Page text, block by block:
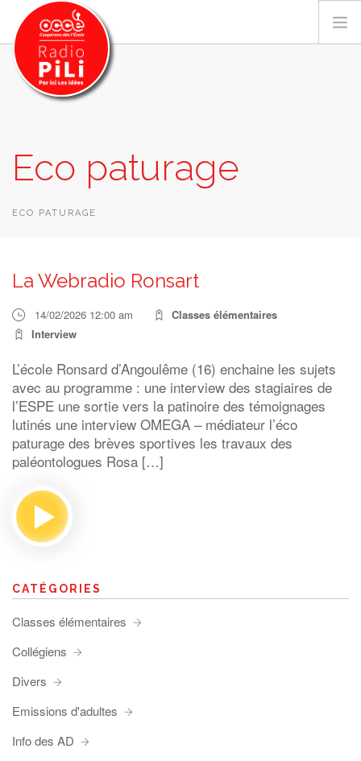
GRILLE DES PROGRAMMES
EMISSIONS / PODCASTS
RECHERCHER
Eco paturage
ECO PATURAGE
La Webradio Ronsart
14/02/2026 12:00 am
Classes élémentaires
Interview
L’école Ronsard d’Angoulême (16) enchaine les sujets
avec au programme : une interview des stagiaires de
l’ESPE une sortie vers la patinoire des témoignages
lutinés une interview OMEGA – médiateur l’éco
paturage des brèves sportives les travaux des
paléontologues Rosa […]
CATÉGORIES
Classes élémentaires
Collégiens
Divers
Emissions d'adultes
Info des AD